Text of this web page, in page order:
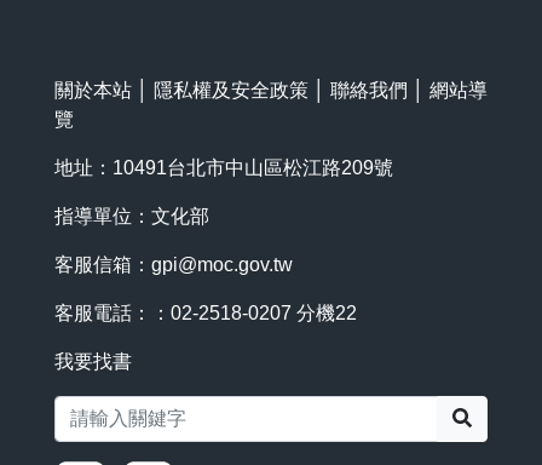
關於本站 隱私權及安全政策 聯絡我們
網站導
覽
地址：10491台北市中山區松江路209號
指導單位：文化部
客服信箱： gpi@moc.gov.tw
客服電話：：02-2518-0207 分機22
我要找書